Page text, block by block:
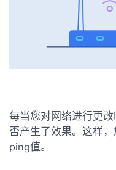
每当您对网络进行更
否产生了效果。这样
ping值。